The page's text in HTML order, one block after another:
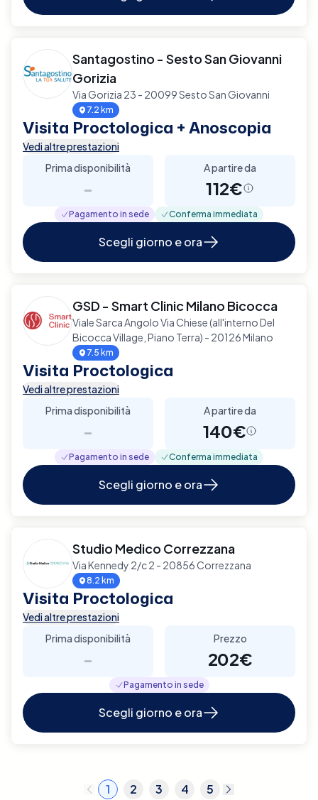
Santagostino - Sesto San Giovanni
Gorizia
Via Gorizia 23 - 20099 Sesto San Giovanni
7.2 km
Visita Proctologica + Anoscopia
Vedi altre prestazioni
Prima disponibilità
-
A partire da
112€
Pagamento in sede Conferma immediata
Scegli giorno e ora
GSD - Smart Clinic Milano Bicocca
Viale Sarca Angolo Via Chiese (all'interno Del
Bicocca Village, Piano Terra) - 20126 Milano
7.5 km
Visita Proctologica
Vedi altre prestazioni
Prima disponibilità
-
A partire da
140€
Pagamento in sede Conferma immediata
Scegli giorno e ora
Studio Medico Correzzana
Via Kennedy 2/c 2 - 20856 Correzzana
8.2 km
Visita Proctologica
Vedi altre prestazioni
Prima disponibilità
-
Prezzo
202€
Pagamento in sede
Scegli giorno e ora
1 2 3 4 5